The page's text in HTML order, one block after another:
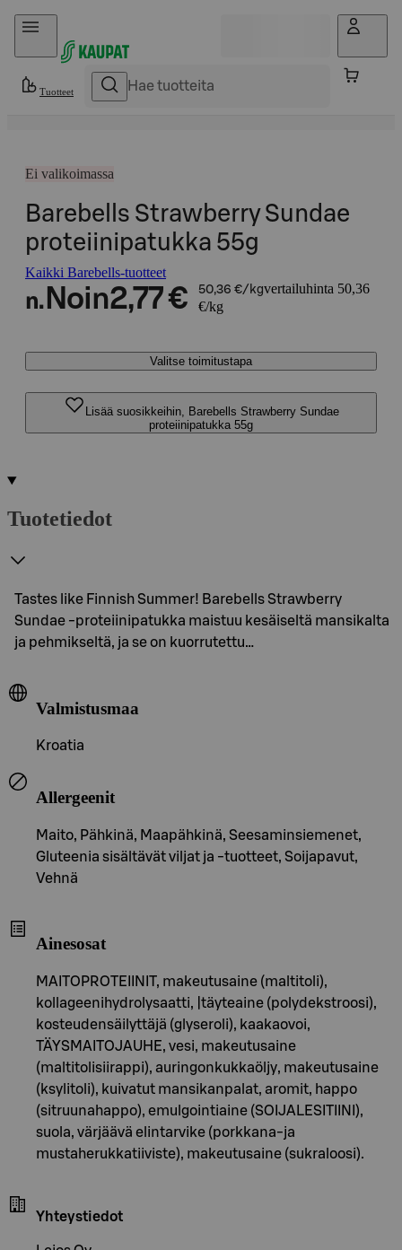
Hyppää sisältöön
Tuotteet
Ei valikoimassa
Barebells Strawberry Sundae
proteiinipatukka 55g
Kaikki Barebells-tuotteet
n. Noin2,77 € 50,36 €/kgvertailuhinta 50,36
€/kg
Valitse toimitustapa
Lisää suosikkeihin, Barebells Strawberry Sundae
proteiinipatukka 55g
Tuotetiedot
Tastes like Finnish Summer! Barebells Strawberry
Sundae -proteiinipatukka maistuu kesäiseltä mansikalta
ja pehmikseltä, ja se on kuorrutettu…
Valmistusmaa
Kroatia
Allergeenit
Maito, Pähkinä, Maapähkinä, Seesaminsiemenet,
Gluteenia sisältävät viljat ja -tuotteet, Soijapavut,
Vehnä
Ainesosat
MAITOPROTEIINIT, makeutusaine (maltitoli),
kollageenihydrolysaatti, |täyteaine (polydekstroosi),
kosteudensäilyttäjä (glyseroli), kaakaovoi,
TÄYSMAITOJAUHE, vesi, makeutusaine
(maltitolisiirappi), auringonkukkaöljy, makeutusaine
(ksylitoli), kuivatut mansikanpalat, aromit, happo
(sitruunahappo), emulgointiaine (SOIJALESITIINI),
suola, värjäävä elintarvike (porkkana-ja
mustaherukkatiiviste), makeutusaine (sukraloosi).
Yhteystiedot